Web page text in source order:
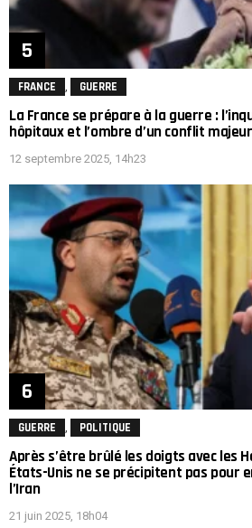
FRANCE GUERRE
La France se prépare à la guerre :
hôpitaux et l’ombre d’un conflit majeur
12 septembre 2025, 14h23
GUERRE POLITIQUE
Après s’être brûlé les doigts avec les
États-Unis ne se précipitent pas pour
l’Iran
21 juin 2025, 18h04